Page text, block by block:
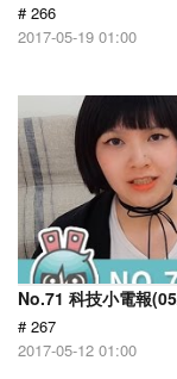
# 266
2017-05-19 01:00
No.71 科技小電報
# 267
2017-05-12 01:00